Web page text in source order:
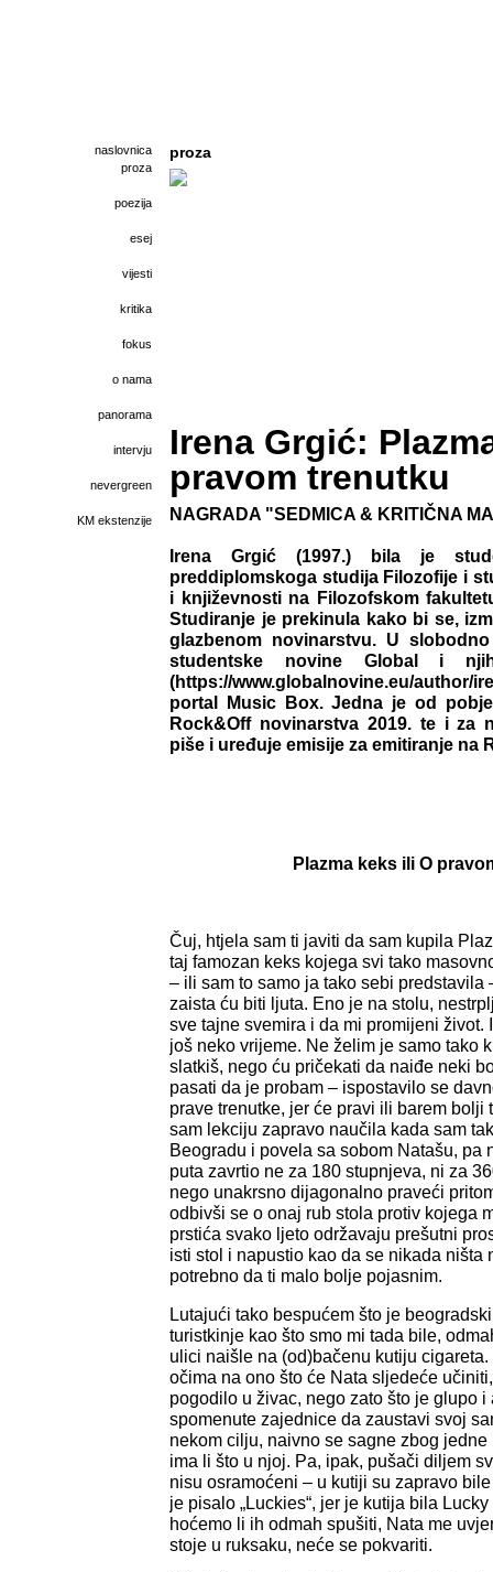
naslovnica
proza
poezija
esej
vijesti
kritika
fokus
o nama
panorama
intervju
nevergreen
KM ekstenzije
proza
Irena Grgić:
pravom trenutku
NAGRADA "SEDMICA & KRITIČNA
Irena Grgić (1997.) bila je
preddiplomskoga studija Filozofije i
i književnosti na Filozofskom
Studiranje je prekinula kako bi se,
glazbenom novinarstvu. U
studentske novine Global i
(https://www.globalnovine.eu/author/
portal Music Box. Jedna je od
Rock&Off novinarstva 2019. te i za
piše i uređuje emisije za emitiranje na
Plazma keks ili O
Čuj, htjela sam ti javiti da sam kupila
taj famozan keks kojega svi tako
– ili sam to samo ja tako sebi predstavila
zaista ću biti ljuta. Eno je na stolu,
sve tajne svemira i da mi promijeni život.
još neko vrijeme. Ne želim je samo tako
slatkiš, nego ću pričekati da naiđe neki
pasati da je probam – ispostavilo se
prave trenutke, jer će pravi ili barem bolji
sam lekciju zapravo naučila kada sam
Beogradu i povela sa sobom Natašu, pa
puta zavrtio ne za 180 stupnjeva, ni za
nego unakrsno dijagonalno praveći
odbivši se o onaj rub stola protiv kojega
prstića svako ljeto održavaju prešutni
isti stol i napustio kao da se nikada ništa
potrebno da ti malo bolje pojasnim.
Lutajući tako bespućem što je
turistkinje kao što smo mi tada bile,
ulici naišle na (od)bačenu kutiju
očima na ono što će Nata sljedeće
pogodilo u živac, nego zato što je glupo
spomenute zajednice da zaustavi svoj
nekom cilju, naivno se sagne zbog
ima li što u njoj. Pa, ipak, pušači diljem
nisu osramoćeni – u kutiji su zapravo
je pisalo „Luckies“, jer je kutija bila
hoćemo li ih odmah spušiti, Nata me
stoje u ruksaku, neće se pokvariti.